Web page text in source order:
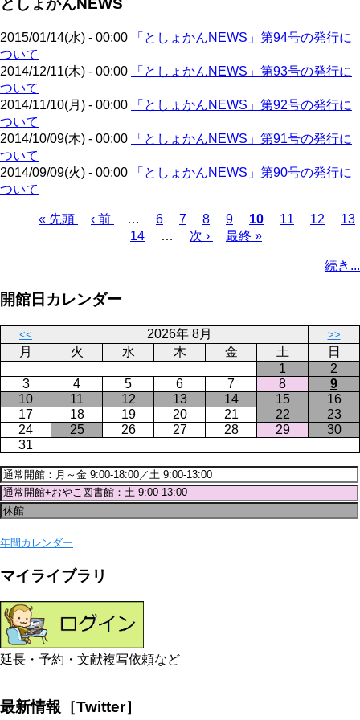
送
ペ
ジ
としょかんNEWS
2015/01/14(水) - 00:00
「としょかんNEWS」第94号の発行に
ついて
2014/12/11(木) - 00:00
「としょかんNEWS」第93号の発行に
ついて
2014/11/10(月) - 00:00
「としょかんNEWS」第92号の発行に
ついて
2014/10/09(木) - 00:00
「としょかんNEWS」第91号の発行に
ついて
2014/09/09(火) - 00:00
「としょかんNEWS」第90号の発行に
ついて
り
先
« 先頭
前
‹ 前 …
ペ
ー
6
ペ
ー
7
ペ
ー
8
ペ
ー
9
カ
レ
10
ペ
11
ペ
12
ペ
13
ペ
14 …
次
次 ›
最
最終 »
続き...
開館日カレンダー
<< 2026年 8月 >>
月 火 水 木 金 土
日
1
2
3
4 5 6 7 8
9
10
11 12 13 14 15
16
17
18 19 20 21 22
23
24
25 26 27 28 29
30
31
年間カレンダー
マイライブラリ
延長・予約・文献複写依頼など
最新情報［Twitter］